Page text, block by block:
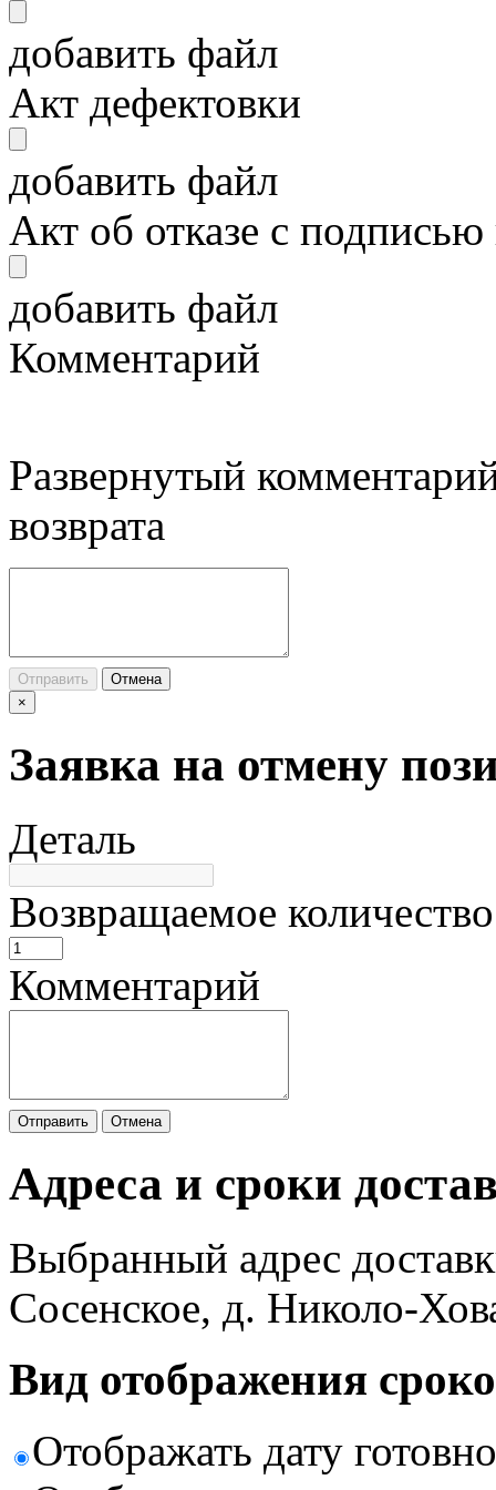
добавить файл
Акт дефектовки
добавить файл
Акт об отказе с
добавить файл
Комментарий
Развернутый
возврата
Отправить
Отмена
×
Заявка на отмену
Деталь
Возвращаемое количество
Комментарий
Отправить Отмена
Адреса и сроки
Выбранный адрес
Сосенское, д. Николо-
Вид отображения
Отображать дату